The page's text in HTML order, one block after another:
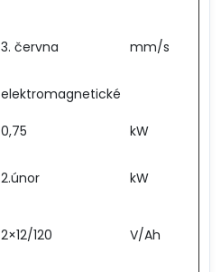
3. června mm/s
elektromagnetické
0,75 kW
2.únor kW
2×12/120 V/Ah